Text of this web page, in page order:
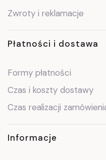
Zwroty i reklamacje
Płatności i dostawa
Formy płatności
Czas i koszty dostawy
Czas realizacji
Informacje